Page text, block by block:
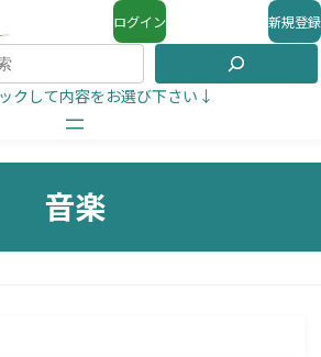
ログイン 新規登録
クして内容をお選び下さい↓
音楽